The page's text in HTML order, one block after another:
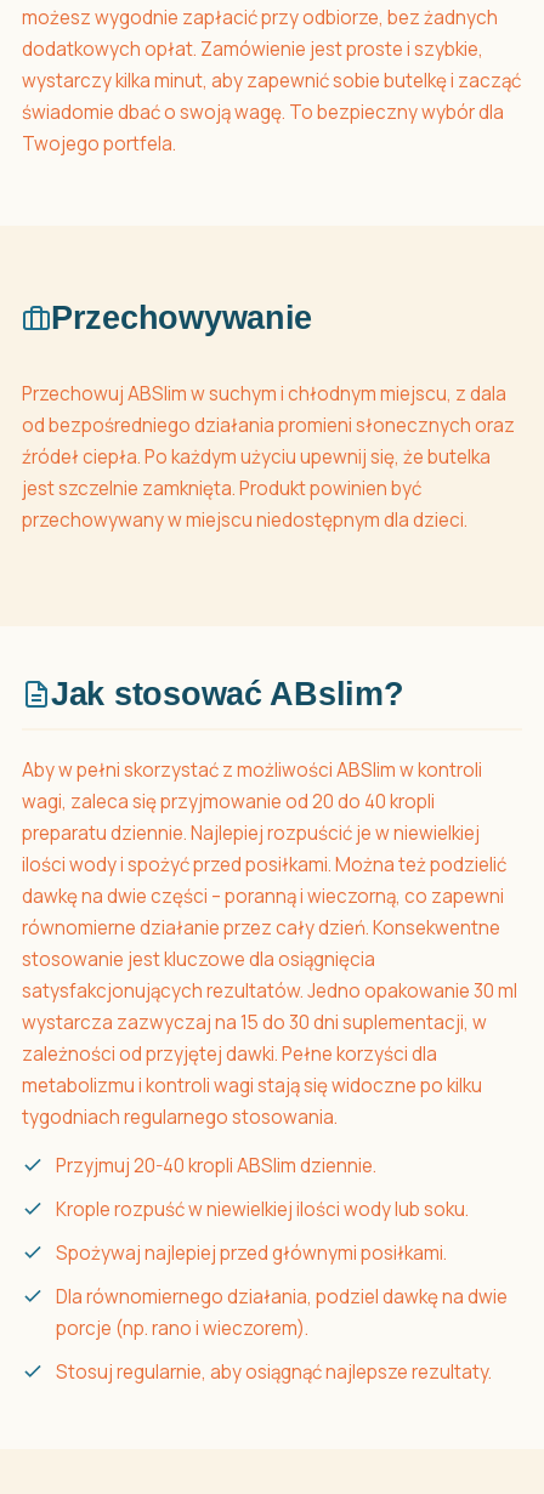
możesz wygodnie zapłacić przy odbiorze, bez żadnych
dodatkowych opłat. Zamówienie jest proste i szybkie,
wystarczy kilka minut, aby zapewnić sobie butelkę i zacząć
świadomie dbać o swoją wagę. To bezpieczny wybór dla
Twojego portfela.
Przechowywanie
Przechowuj ABSlim w suchym i chłodnym miejscu, z dala
od bezpośredniego działania promieni słonecznych oraz
źródeł ciepła. Po każdym użyciu upewnij się, że butelka
jest szczelnie zamknięta. Produkt powinien być
przechowywany w miejscu niedostępnym dla dzieci.
Jak stosować ABslim?
Aby w pełni skorzystać z możliwości ABSlim w kontroli
wagi, zaleca się przyjmowanie od 20 do 40 kropli
preparatu dziennie. Najlepiej rozpuścić je w niewielkiej
ilości wody i spożyć przed posiłkami. Można też podzielić
dawkę na dwie części – poranną i wieczorną, co zapewni
równomierne działanie przez cały dzień. Konsekwentne
stosowanie jest kluczowe dla osiągnięcia
satysfakcjonujących rezultatów. Jedno opakowanie 30 ml
wystarcza zazwyczaj na 15 do 30 dni suplementacji, w
zależności od przyjętej dawki. Pełne korzyści dla
metabolizmu i kontroli wagi stają się widoczne po kilku
tygodniach regularnego stosowania.
Przyjmuj 20-40 kropli ABSlim dziennie.
Krople rozpuść w niewielkiej ilości wody lub soku.
Spożywaj najlepiej przed głównymi posiłkami.
Dla równomiernego działania, podziel dawkę na dwie
porcje (np. rano i wieczorem).
Stosuj regularnie, aby osiągnąć najlepsze rezultaty.